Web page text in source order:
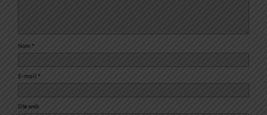
Nom *
E-mail *
Site web